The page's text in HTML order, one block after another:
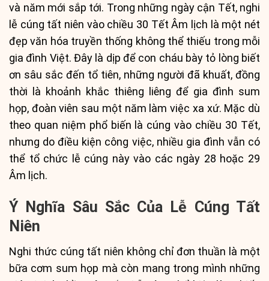
và năm mới sắp tới. Trong những ngày cận Tết, nghi
lễ cúng tất niên vào chiều 30 Tết Âm lịch là một nét
đẹp văn hóa truyền thống không thể thiếu trong mỗi
gia đình Việt. Đây là dịp để con cháu bày tỏ lòng biết
ơn sâu sắc đến tổ tiên, những người đã khuất, đồng
thời là khoảnh khắc thiêng liêng để gia đình sum
họp, đoàn viên sau một năm làm việc xa xứ. Mặc dù
theo quan niệm phổ biến là cúng vào chiều 30 Tết,
nhưng do điều kiện công việc, nhiều gia đình vẫn có
thể tổ chức lễ cúng này vào các ngày 28 hoặc 29
Âm lịch.
Ý Nghĩa Sâu Sắc Của Lễ Cúng Tất
Niên
Nghi thức cúng tất niên không chỉ đơn thuần là một
bữa cơm sum họp mà còn mang trong mình những